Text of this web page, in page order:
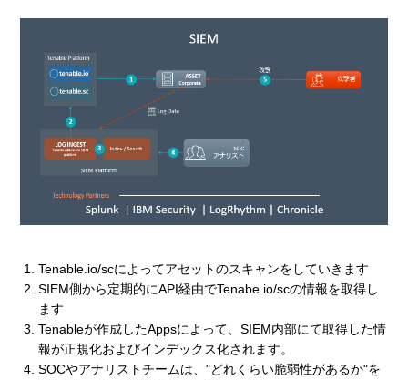
Tenable.io/scによってアセットのスキャンをしていきます
SIEM側から定期的にAPI経由でTenabe.io/scの情報を取得し
ます
Tenableが作成したAppsによって、SIEM内部にて取得した情
報が正規化およびインデックス化されます。
SOCやアナリストチームは、"どれくらい脆弱性があるか"を